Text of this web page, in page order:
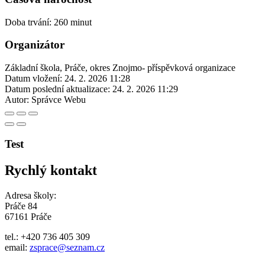
Doba trvání: 260 minut
Organizátor
Základní škola, Práče, okres Znojmo- příspěvková organizace
Datum vložení: 24. 2. 2026 11:28
Datum poslední aktualizace: 24. 2. 2026 11:29
Autor: Správce Webu
Test
Rychlý kontakt
Adresa školy:
Práče 84
67161 Práče
tel.: +420 736 405 309
email: zsprace@seznam.cz